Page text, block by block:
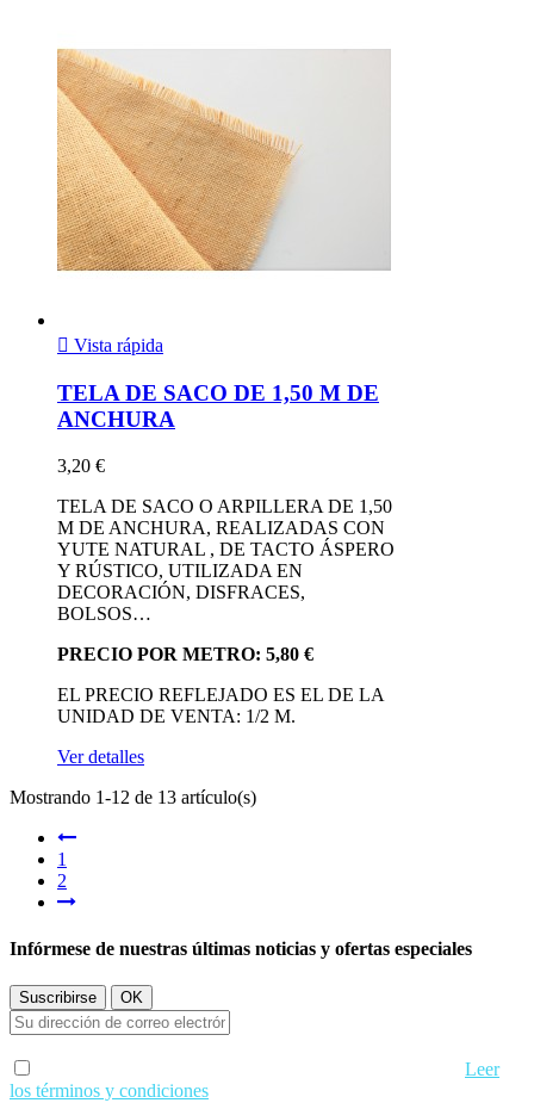
 Vista rápida
TELA DE SACO DE 1,50 M DE
ANCHURA
3,20 €
TELA DE SACO O ARPILLERA DE 1,50
M DE ANCHURA, REALIZADAS CON
YUTE NATURAL , DE TACTO ÁSPERO
Y RÚSTICO, UTILIZADA EN
DECORACIÓN, DISFRACES,
BOLSOS…
PRECIO POR METRO: 5,80 €
EL PRECIO REFLEJADO ES EL DE LA
UNIDAD DE VENTA: 1/2 M.
Ver detalles
Mostrando 1-12 de 13 artículo(s)
1
2
Infórmese de nuestras últimas noticias y ofertas especiales
Leer
los términos y condiciones